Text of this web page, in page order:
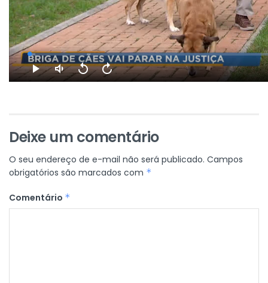
Deixe um comentário
O seu endereço de e-mail não será publicado. Campos
obrigatórios são marcados com *
Comentário *